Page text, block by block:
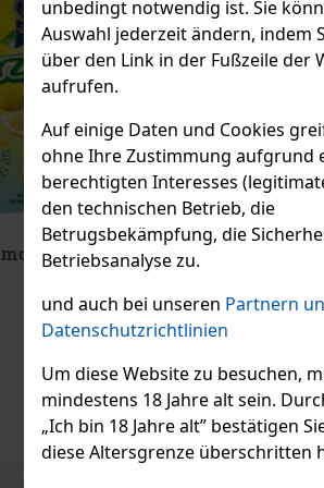
unbedingt notwendig ist. Sie
Auswahl jederzeit ändern, indem
über den Link in der Fußzeile der
aufrufen.
Auf einige Daten und Cookies
ohne Ihre Zustimmung aufgrund
berechtigten Interesses
den technischen Betrieb, die
Betrugsbekämpfung, die
Betriebsanalyse zu.
und auch bei unseren Partnern
Datenschutzrichtlinien
Um diese Website zu besuchen,
mindestens 18 Jahre alt sein.
„Ich bin 18 Jahre alt” bestätigen
diese Altersgrenze überschritten
Peelerz Gummy White Peach 65g
AUF LAGER (> 5 st)
1.33€ ohne VAT